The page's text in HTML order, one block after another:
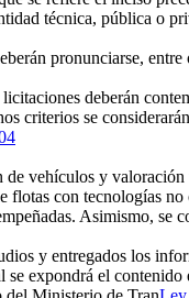
técnica, pública o
pronunciarse, entre
deberán
criterios se
de vehículos y valoración
flotas con tecnologías
Asimismo, se
y entregados los
se expondrá el